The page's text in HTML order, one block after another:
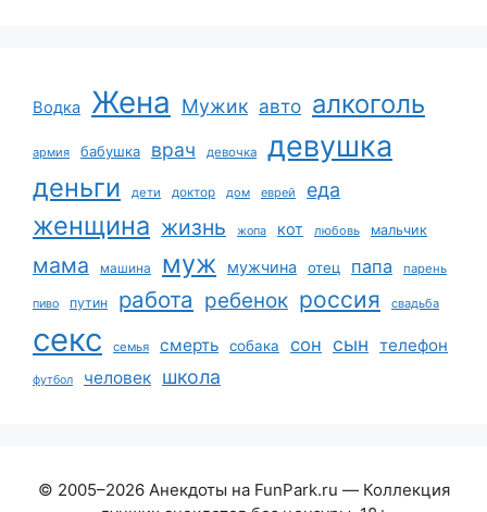
Водка Жена Мужик авто алкоголь
армия бабушка врач девочка девушка
деньги дети доктор дом еврей еда
женщина жизнь жопа кот любовь мальчик
мама машина муж мужчина отец папа парень
пиво путин работа ребенок россия свадьба
секс семья смерть собака сон сын телефон
футбол человек школа
© 2005–2026 Анекдоты на FunPark.ru — Коллекция